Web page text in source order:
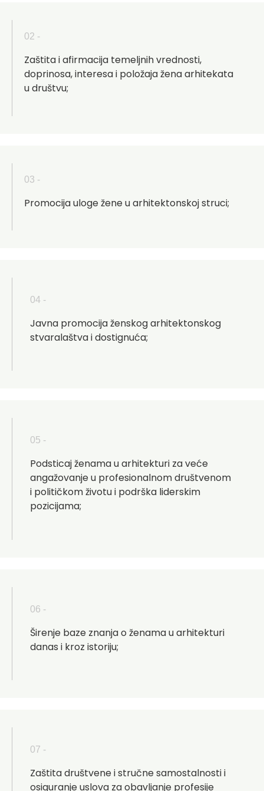
02 -
Zaštita i afirmacija temeljnih vrednosti,
doprinosa, interesa i položaja žena arhitekata
u društvu;
03 -
Promocija uloge žene u arhitektonskoj struci;
04 -
Javna promocija ženskog arhitektonskog
stvaralaštva i dostignuća;
05 -
Podsticaj ženama u arhitekturi za veće
angažovanje u profesionalnom društvenom
i političkom životu i podrška liderskim
pozicijama;
06 -
Širenje baze znanja o ženama u arhitekturi
danas i kroz istoriju;
07 -
Zaštita društvene i stručne samostalnosti i
osiguranje uslova za obavljanje profesije